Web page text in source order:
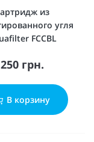
из
угля
FCCBL
250 грн.
В корзину